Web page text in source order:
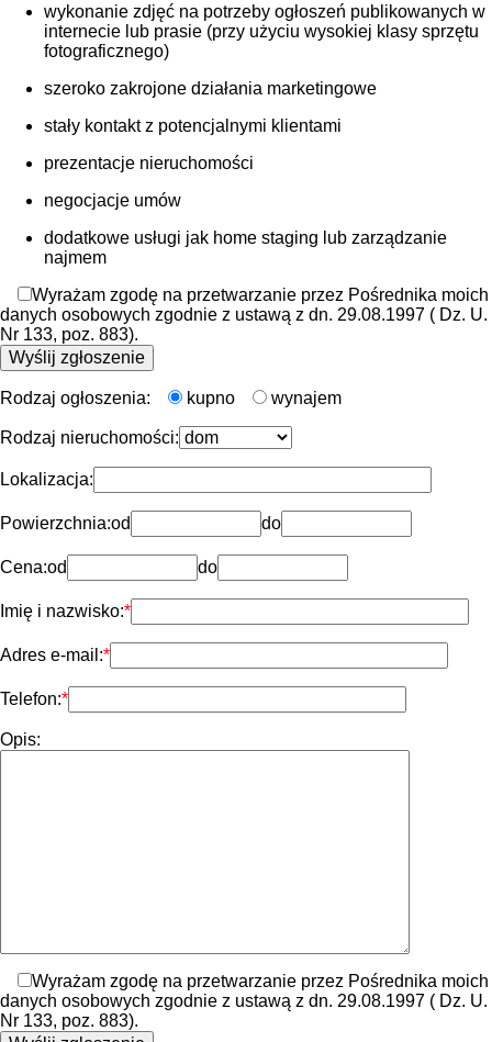
wykonanie zdjęć na potrzeby ogłoszeń publikowanych w
internecie lub prasie (przy użyciu wysokiej klasy sprzętu
fotograficznego)
szeroko zakrojone działania marketingowe
stały kontakt z potencjalnymi klientami
prezentacje nieruchomości
negocjacje umów
dodatkowe usługi jak home staging lub zarządzanie
najmem
Wyrażam zgodę na przetwarzanie przez Pośrednika moich
danych osobowych zgodnie z ustawą z dn. 29.08.1997 ( Dz. U.
Nr 133, poz. 883).
Rodzaj ogłoszenia: kupno wynajem
Rodzaj nieruchomości:
Lokalizacja:
Powierzchnia:od do
Cena:od do
Imię i nazwisko:
Adres e-mail:
Telefon:
Opis:
Wyrażam zgodę na przetwarzanie przez Pośrednika moich
danych osobowych zgodnie z ustawą z dn. 29.08.1997 ( Dz. U.
Nr 133, poz. 883).